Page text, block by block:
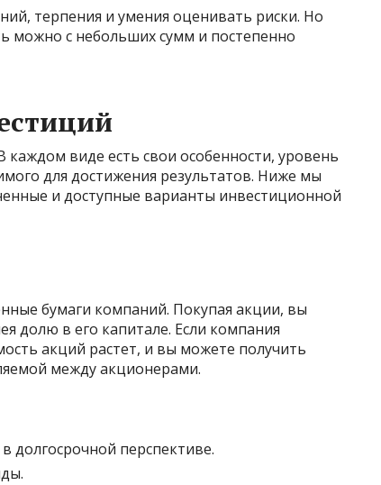
терпения и умения оценивать риски. Но
можно с небольших сумм и постепенно
виде есть свои особенности, уровень
для достижения результатов. Ниже мы
и доступные варианты инвестиционной
бумаги компаний. Покупая акции, вы
долю в его капитале. Если компания
акций растет, и вы можете получить
между акционерами.
долгосрочной перспективе.